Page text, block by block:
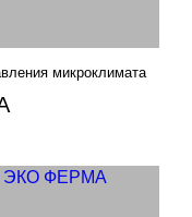
микроклимата